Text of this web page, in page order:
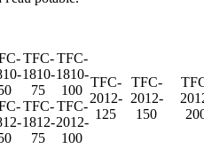
TFC-
1810-
75
TFC-
1810-
100
TFC-
2012-
125
TFC-
2012-
150
TFC-
1812-
75
TFC-
2012-
100